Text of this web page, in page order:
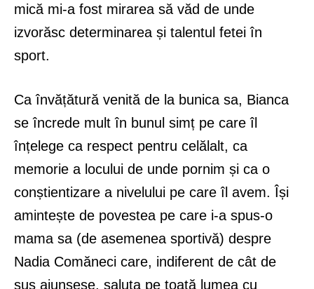
mică mi-a fost mirarea să văd de unde
izvorăsc determinarea și talentul fetei în
sport.
Ca învățătură venită de la bunica sa, Bianca
se încrede mult în bunul simț pe care îl
înțelege ca respect pentru celălalt, ca
memorie a locului de unde pornim și ca o
conștientizare a nivelului pe care îl avem. Își
amintește de povestea pe care i-a spus-o
mama sa (de asemenea sportivă) despre
Nadia Comăneci care, indiferent de cât de
sus ajunsese, saluta pe toată lumea cu